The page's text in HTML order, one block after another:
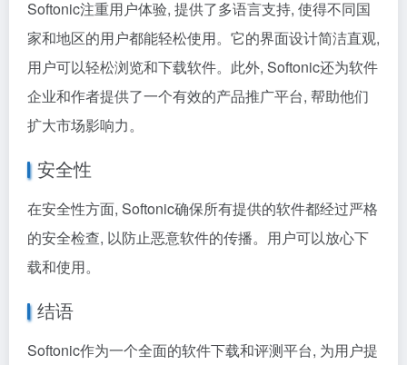
Softonic注重用户体验, 提供了多语言支持, 使得不同国
家和地区的用户都能轻松使用。它的界面设计简洁直观,
用户可以轻松浏览和下载软件。此外, Softonic还为软件
企业和作者提供了一个有效的产品推广平台, 帮助他们
扩大市场影响力。
安全性
在安全性方面, Softonic确保所有提供的软件都经过严格
的安全检查, 以防止恶意软件的传播。用户可以放心下
载和使用。
结语
Softonic作为一个全面的软件下载和评测平台, 为用户提